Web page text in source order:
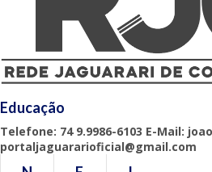
Educação
Telefone: 74 9.9986-6103 E-Mail:
portaljaguararioficial@gmail.com